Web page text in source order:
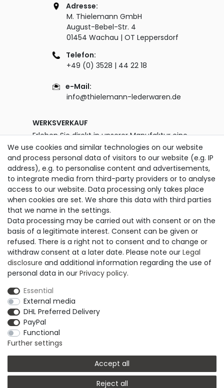
Adresse:
M. Thielemann GmbH
August-Bebel-Str. 4
01454 Wachau | OT Leppersdorf
Telefon:
+49 (0) 3528 | 44 22 18
e-Mail:
info@thielemann-lederwaren.de
WERKSVERKAUF
Erleben Sie direkt in unserer Manufaktur eine
unglaublich große Auswahl an Taschen & Co.
und finden Sie Ihr neues Lieblingsstück!
Öffnungszeiten:
Montag - Freitag
07.00 - 12.00 Uhr und 13.00 - 15.00 Uhr
zusätzlich Dienstag
13.00 - 18.00 Uhr
SERVICE
Versand & Lieferung
Zahlungsmöglichkeiten
AGB
Datenschutzerklärung
Widerrufsrecht
© Copyright M. Thielemann GmbH 2020 | Alle Rechte
vorbehalten.
We use cookies and similar technologies on our website
and process personal data of visitors to our website (e.g. IP
address), e.g. to personalise content and advertisements,
to integrate media from third-party providers or to analyse
access to our website. Data processing only takes place
when cookies are set. We share this data with third parties
that we name in the settings.
Data processing may be carried out with consent or on the
basis of a legitimate interest. Consent can be given or
refused. There is a right not to consent and to change or
withdraw consent at a later date. Please note our Legal
disclosure and additional information regarding the use of
personal data in our Privacy policy.
Essential
External media
DHL Preferred Delivery
PayPal
Functional
Further settings
Accept all
Reject all